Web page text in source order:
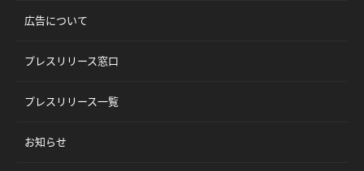
広告について
プレスリリース窓口
プレスリリース一覧
お知らせ